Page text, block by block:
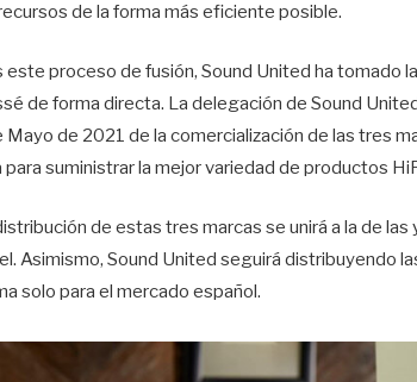
de la forma más eficiente posible.
este proceso de fusión, Sound United ha tomado
de forma directa. La delegación de Sound
Mayo de 2021 de la comercialización de las tres
para suministrar la mejor variedad de productos
de estas tres marcas se unirá a la de
Asimismo, Sound United seguirá distribuyendo
solo para el mercado español.